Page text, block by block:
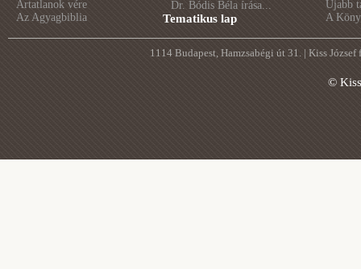
Ártatlanok vére
Az Agyagbiblia
Dr. Bódis Béla írása...
Tematikus lap
Újabb
A
1114 Budapest, Hamzsabégi út 31. | Kiss
©